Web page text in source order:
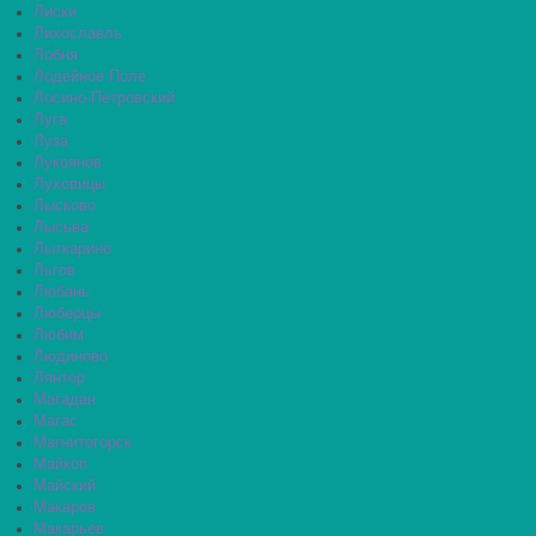
Лиски
Лихославль
Лобня
Лодейное Поле
Лосино-Петровский
Луга
Луза
Лукоянов
Луховицы
Лысково
Лысьва
Лыткарино
Льгов
Любань
Люберцы
Любим
Людиново
Лянтор
Магадан
Магас
Магнитогорск
Майкоп
Майский
Макаров
Макарьев